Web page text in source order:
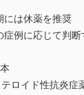
は休薬を推奨
例に応じて判断
ロイド性抗炎症